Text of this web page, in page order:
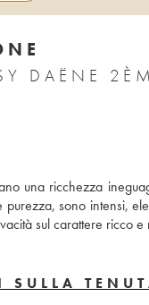
DAËNE
una ricchezza
sono intensi,
sul carattere ricco e